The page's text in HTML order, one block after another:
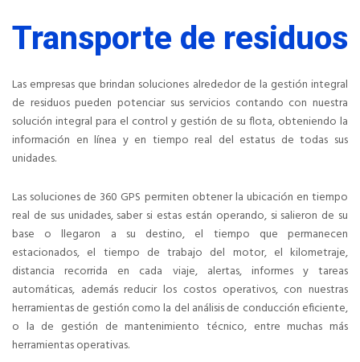
Transporte de residuos
Las empresas que brindan soluciones alrededor de la gestión integral
de residuos pueden potenciar sus servicios contando con nuestra
solución integral para el control y gestión de su flota, obteniendo la
información en línea y en tiempo real del estatus de todas sus
unidades.
Las soluciones de 360 GPS permiten obtener la ubicación en tiempo
real de sus unidades, saber si estas están operando, si salieron de su
base o llegaron a su destino, el tiempo que permanecen
estacionados, el tiempo de trabajo del motor, el kilometraje,
distancia recorrida en cada viaje, alertas, informes y tareas
automáticas, además reducir los costos operativos, con nuestras
herramientas de gestión como la del análisis de conducción eficiente,
o la de gestión de mantenimiento técnico, entre muchas más
herramientas operativas.